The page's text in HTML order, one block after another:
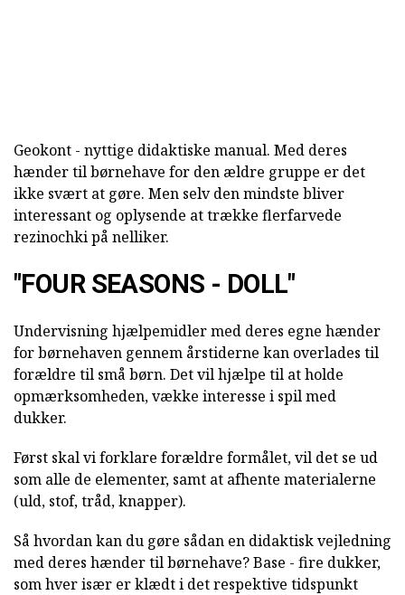
Geokont - nyttige didaktiske manual. Med deres
hænder til børnehave for den ældre gruppe er det
ikke svært at gøre. Men selv den mindste bliver
interessant og oplysende at trække flerfarvede
rezinochki på nelliker.
"FOUR SEASONS - DOLL"
Undervisning hjælpemidler med deres egne hænder
for børnehaven gennem årstiderne kan overlades til
forældre til små børn. Det vil hjælpe til at holde
opmærksomheden, vække interesse i spil med
dukker.
Først skal vi forklare forældre formålet, vil det se ud
som alle de elementer, samt at afhente materialerne
(uld, stof, tråd, knapper).
Så hvordan kan du gøre sådan en didaktisk vejledning
med deres hænder til børnehave? Base - fire dukker,
som hver især er klædt i det respektive tidspunkt